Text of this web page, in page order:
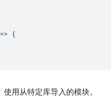
=> {
使用从特定库导入的模块。